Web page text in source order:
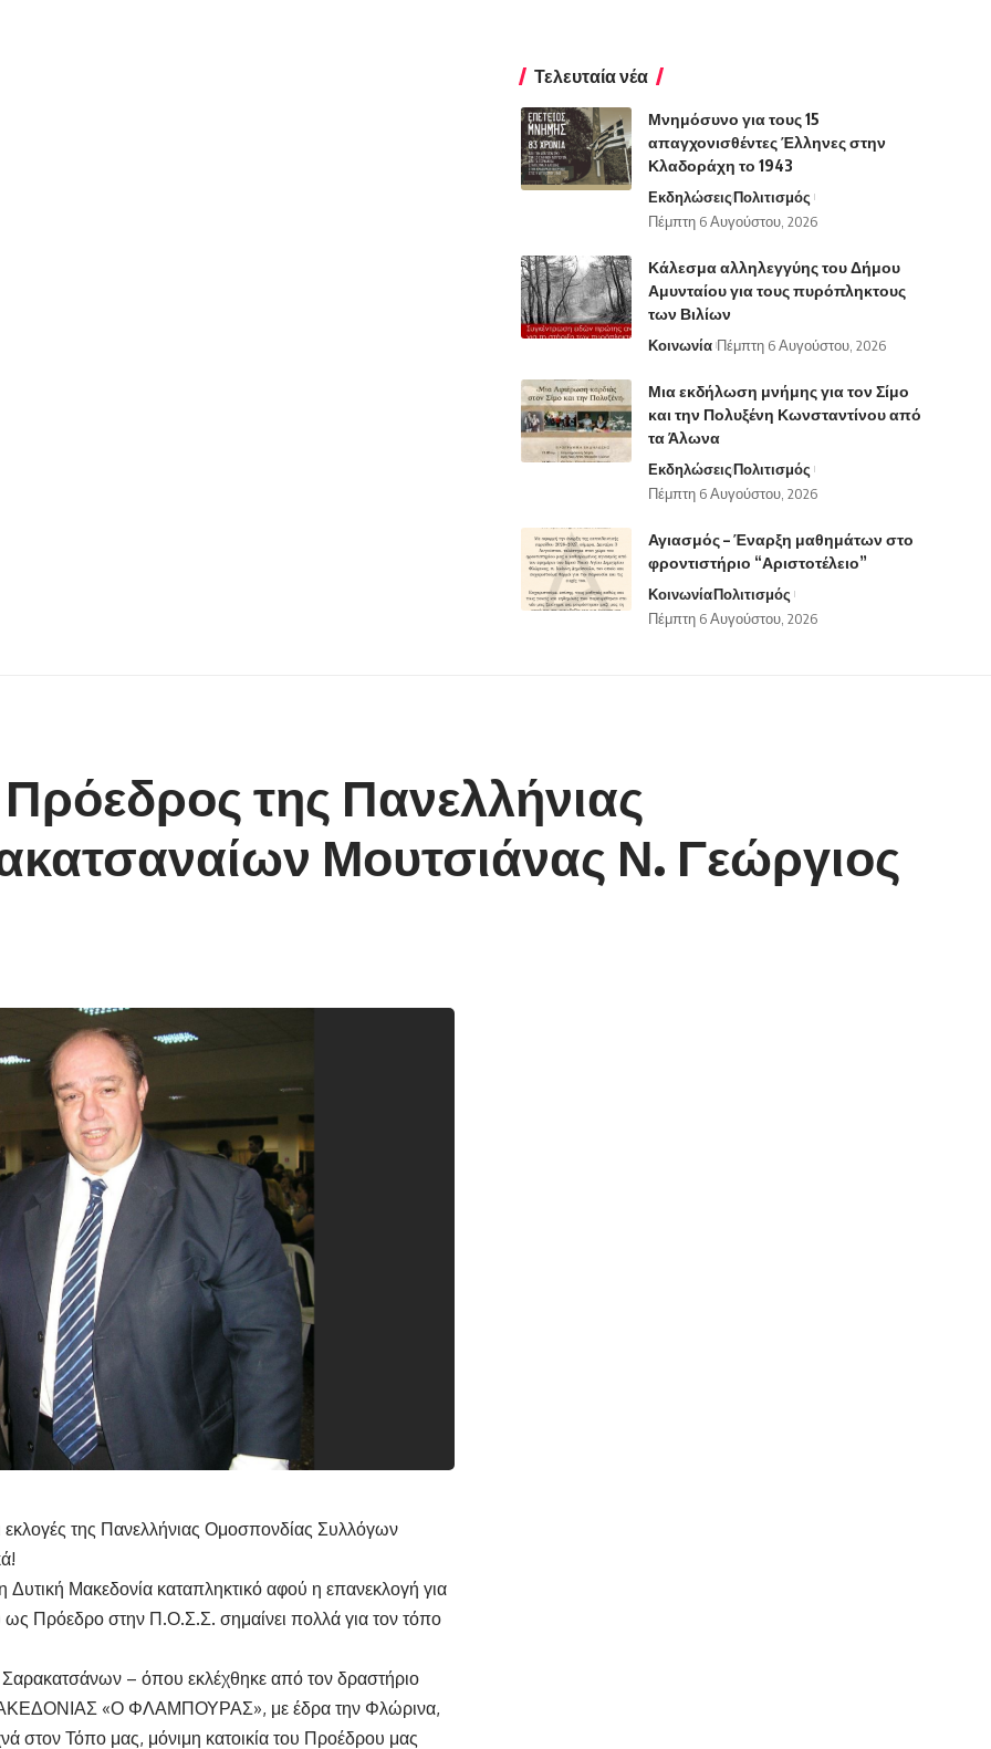
Τελευταία νέα
Μνημόσυνο για τους 15
απαγχονισθέντες Έλληνες στην
Κλαδοράχη το 1943
ΕκδηλώσειςΠολιτισμός
Πέμπτη 6 Αυγούστου, 2026
Κάλεσμα αλληλεγγύης του Δήμου
Αμυνταίου για τους πυρόπληκτους
των Βιλίων
Κοινωνία Πέμπτη 6 Αυγούστου, 2026
Μια εκδήλωση μνήμης για τον Σίμο
και την Πολυξένη Κωνσταντίνου από
τα Άλωνα
ΕκδηλώσειςΠολιτισμός
Πέμπτη 6 Αυγούστου, 2026
Αγιασμός – Έναρξη μαθημάτων στο
φροντιστήριο “Αριστοτέλειο”
ΚοινωνίαΠολιτισμός
Πέμπτη 6 Αυγούστου, 2026
της Πανελλήνιας
Μουτσιάνας Ν. Γεώργιος
εκλογές της Πανελλήνιας Ομοσπονδίας Συλλόγων
Δυτική Μακεδονία καταπληκτικό αφού η επανεκλογή για
Πρόεδρο στην Π.Ο.Σ.Σ. σημαίνει πολλά για τον τόπο
– όπου εκλέχθηκε από τον δραστήριο
«Ο ΦΛΑΜΠΟΥΡΑΣ», με έδρα την Φλώρινα,
στον Τόπο μας, μόνιμη κατοικία του Προέδρου μας